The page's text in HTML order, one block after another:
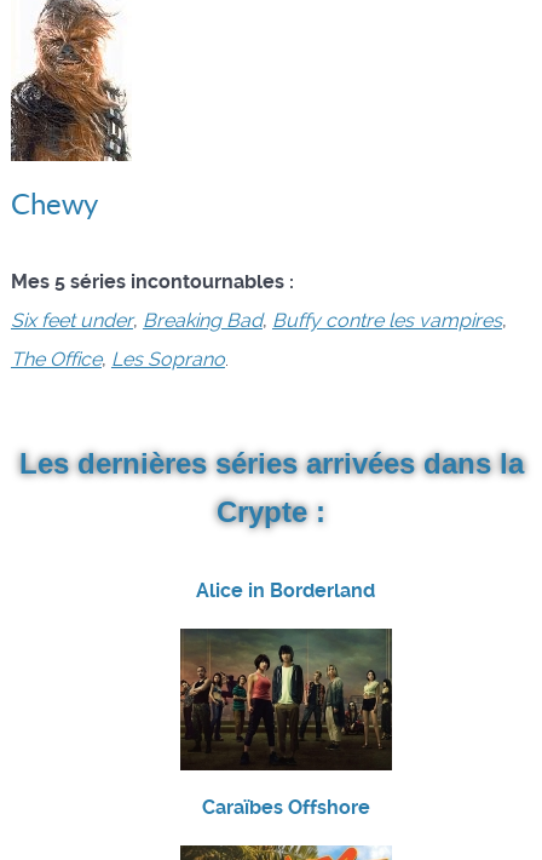
Chewy
Mes 5 séries incontournables :
Six feet under, Breaking Bad, Buffy contre les vampires,
The Office, Les Soprano.
Les dernières séries arrivées dans la
Crypte :
Alice in Borderland
Caraïbes Offshore